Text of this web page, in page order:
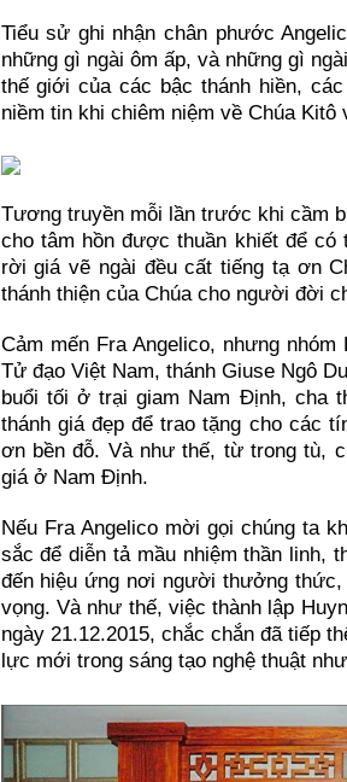
Tiểu sử ghi nhận chân phước
những gì ngài ôm ấp, và những gì
thế giới của các bậc thánh hiền,
niềm tin khi chiêm niệm về Chúa Kitô
Tương truyền mỗi lần trước khi cầm
cho tâm hồn được thuần khiết để
rời giá vẽ ngài đều cất tiếng tạ ơn
thánh thiện của Chúa cho người đời
Cảm mến Fra Angelico, nhưng
Tử đạo Việt Nam, thánh Giuse Ngô
buổi tối ở trại giam Nam Định, cha
thánh giá đẹp để trao tặng cho các
ơn bền đỗ. Và như thế, từ trong tù,
giá ở Nam Định.
Nếu Fra Angelico mời gọi chúng ta
sắc để diễn tả mầu nhiệm thần linh,
đến hiệu ứng nơi người thưởng
vọng. Và như thế, việc thành lập
ngày 21.12.2015, chắc chắn đã tiếp
lực mới trong sáng tạo nghệ thuật